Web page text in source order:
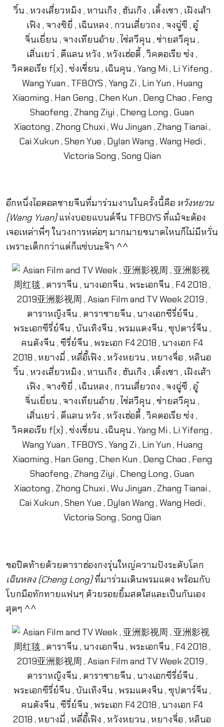
อีกหนึ่งไอดอลชายจีนที่มาร่วมงานในครั้งนี้คือ หวังหยวน
(Wang Yuan)แห่งบอยแบนด์จีน TFBOYS ที่แม้จะต้อง
เจอเหล่าพี่ๆ ในวงการหล่อๆ มากมายขนาดไหนก็ไม่มีหวั่น
เพราะเด็กกว่าแต่ก็แซ่บนะจ๊า ^^
ขอปิดท้ายด้วยดาราฮ่องกงรุ่นใหญ่ความปังระดับโลก
เฉินหลง (Cheng Long)ที่มาร่วมเดินพรมแดง พร้อมกับ
โบกมือทักทายแฟนๆ ด้วยรอยยิ้มสดใสและเป็นกันเอง
สุดๆ ^^